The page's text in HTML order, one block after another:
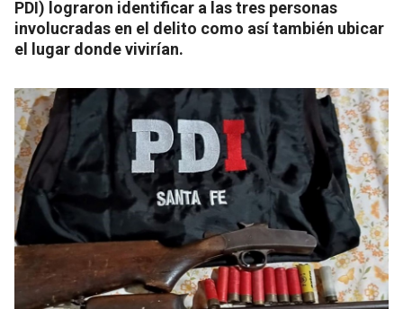
PDI) lograron identificar a las tres personas
involucradas en el delito como así también ubicar
el lugar donde vivirían.